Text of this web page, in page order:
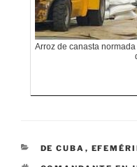
Arroz de canasta
CATEGORÍAS
DE CUBA ,